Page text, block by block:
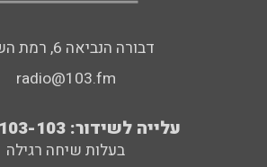
דבורה הנביאה 6, רמת השרון
radio@103.fm
עלייה לשידור: 0552-103-103
בעלות שיחה רגילה